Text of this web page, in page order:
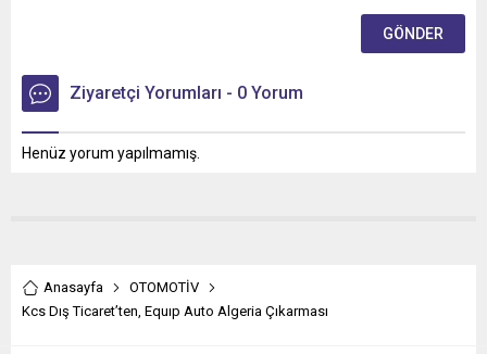
Ziyaretçi Yorumları - 0 Yorum
Henüz yorum yapılmamış.
Anasayfa
OTOMOTİV
Kcs Dış Ticaret’ten, Equıp Auto Algeria Çıkarması